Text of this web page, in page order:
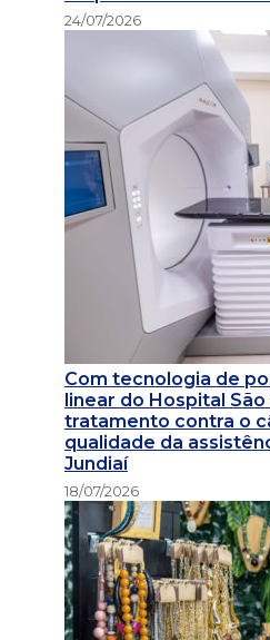
24/07/2026
Com tecnologia de
linear do Hospital
tratamento contra o
qualidade da
Jundiaí
18/07/2026